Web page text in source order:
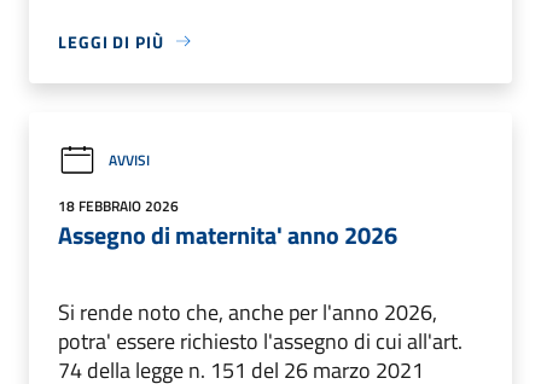
LEGGI DI PIÙ
AVVISI
18 FEBBRAIO 2026
Assegno di maternita' anno 2026
Si rende noto che, anche per l'anno 2026,
potra' essere richiesto l'assegno di cui all'art.
74 della legge n. 151 del 26 marzo 2021